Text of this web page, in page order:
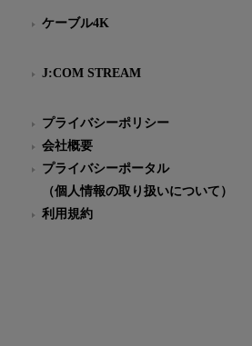
ケーブル4K
J:COM STREAM
プライバシーポリシー
会社概要
プライバシーポータル
（個人情報の取り扱いについて）
利用規約